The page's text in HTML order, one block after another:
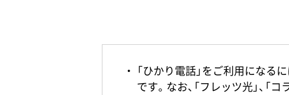
「ひかり電話」をご利用になるに
です。なお、「フレッツ光」、「